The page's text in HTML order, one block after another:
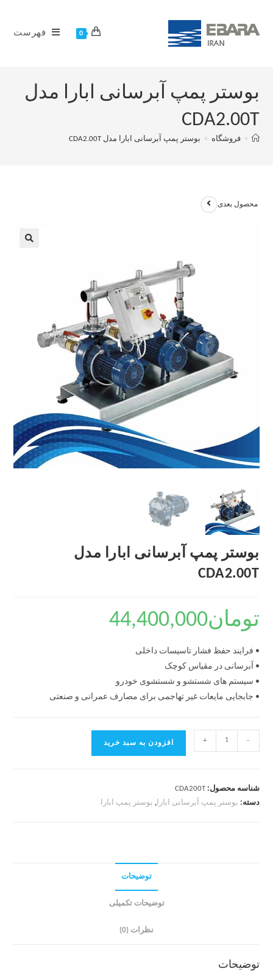
0 فهرست
بوستر پمپ آبرسانی ابارا مدل
CDA2.00T
> فروشگاه > بوستر پمپ آبرسانی ابارا مدل CDA2.00T
محصول بعدی
بوستر پمپ آبرسانی ابارا مدل
CDA2.00T
تومان44,400,000
• فرایند حفظ فشار تاسیسات داخلی
• آبرسانی در مقیاس کوچک
• سیستم های شستشو و شستشوی خودرو
• جابجایی مایعات غیر تهاجمی برای مصارف عمرانی و صنعتی
-
+ افزودن به سبد خرید
شناسه محصول:CDA200T
دسته: بوستر پمپ آبرسانی ابارا, بوستر پمپ ابارا
توضیحات
توضیحات تکمیلی
نظرات (0)
توضیحات